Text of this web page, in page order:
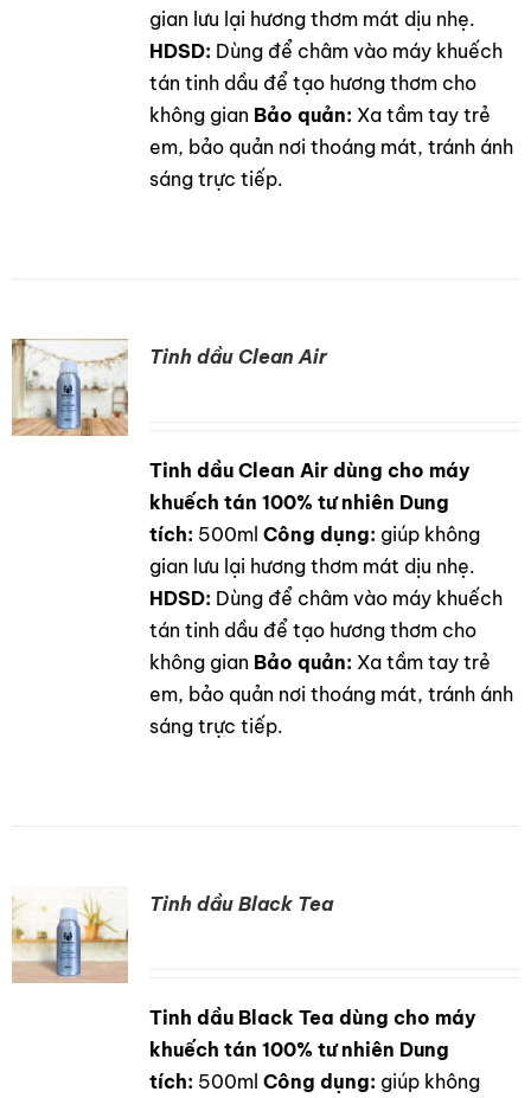
gian lưu lại hương thơm mát dịu nhẹ.
HDSD: Dùng để châm vào máy khuếch
tán tinh dầu để tạo hương thơm cho
không gian Bảo quản: Xa tầm tay trẻ
em, bảo quản nơi thoáng mát, tránh ánh
sáng trực tiếp.
Tinh dầu Clean Air
Tinh dầu Clean Air dùng cho máy
khuếch tán 100% tư nhiên Dung
tích: 500ml Công dụng: giúp không
gian lưu lại hương thơm mát dịu nhẹ.
HDSD: Dùng để châm vào máy khuếch
tán tinh dầu để tạo hương thơm cho
không gian Bảo quản: Xa tầm tay trẻ
em, bảo quản nơi thoáng mát, tránh ánh
sáng trực tiếp.
Tinh dầu Black Tea
Tinh dầu Black Tea dùng cho máy
khuếch tán 100% tư nhiên Dung
tích: 500ml Công dụng: giúp không